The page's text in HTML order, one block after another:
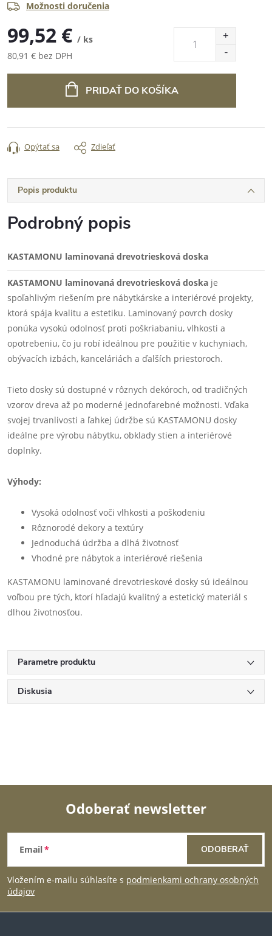
Možnosti doručenia
99,52 € / ks
80,91 € bez DPH
PRIDAŤ DO KOŠÍKA
Opýtať sa Zdieľať
Popis produktu
Podrobný popis
KASTAMONU laminovaná drevotriesková doska
KASTAMONU laminovaná drevotriesková doska je
spoľahlivým riešením pre nábytkárske a interiérové projekty,
ktorá spája kvalitu a estetiku. Laminovaný povrch dosky
ponúka vysokú odolnosť proti poškriabaniu, vlhkosti a
opotrebeniu, čo ju robí ideálnou pre použitie v kuchyniach,
obývacích izbách, kanceláriách a ďalších priestoroch.
Tieto dosky sú dostupné v rôznych dekóroch, od tradičných
vzorov dreva až po moderné jednofarebné možnosti. Vďaka
svojej trvanlivosti a ľahkej údržbe sú KASTAMONU dosky
ideálne pre výrobu nábytku, obklady stien a interiérové
doplnky.
Výhody:
Vysoká odolnosť voči vlhkosti a poškodeniu
Rôznorodé dekory a textúry
Jednoduchá údržba a dlhá životnosť
Vhodné pre nábytok a interiérové riešenia
KASTAMONU laminované drevotrieskové dosky sú ideálnou
voľbou pre tých, ktorí hľadajú kvalitný a estetický materiál s
dlhou životnosťou.
Parametre produktu
Diskusia
Z
á
p
Odoberať newsletter
Email
Vložením e-mailu súhlasíte s podmienkami ochrany osobných
údajov
ODOBERAŤ